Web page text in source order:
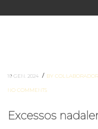
19 GEN. 2024 / BY
NO COMMENTS
Excessos